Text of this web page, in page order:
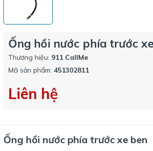
Ống hồi nước phía trước
Thương hiệu: 911 CallMe
Mã sản phẩm: 451302811
Liên hệ
Ống hồi nước phía trước xe ben